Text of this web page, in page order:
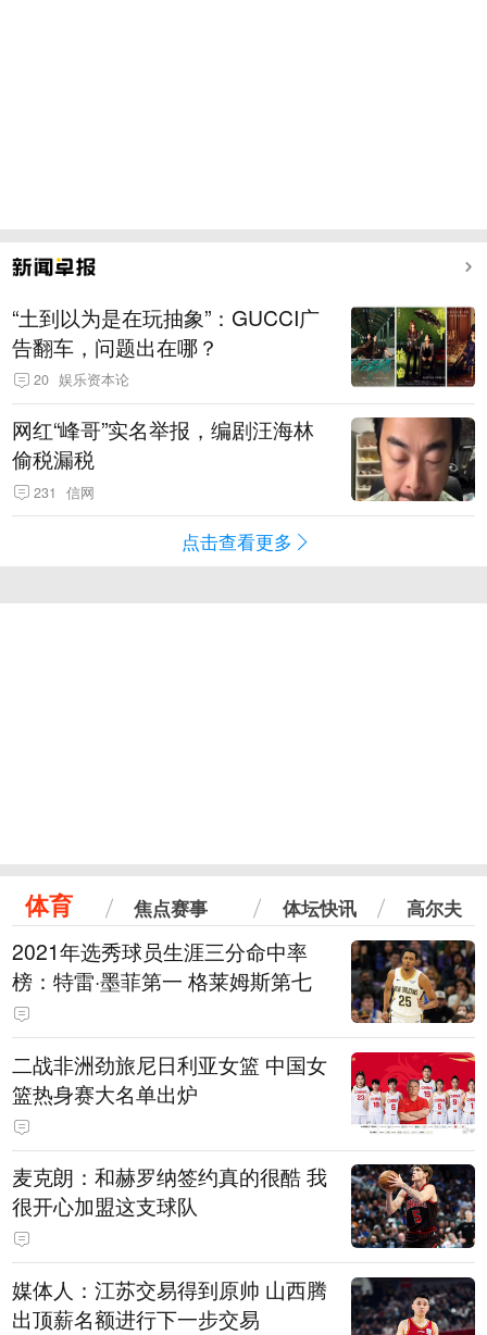
“土到以为是在玩抽象”：GUCCI广
告翻车，问题出在哪？
20 娱乐资本论
网红“峰哥”实名举报，编剧汪海林
偷税漏税
231 信网
点击查看更多
体育 焦点赛事 体坛快讯 高尔夫
2021年选秀球员生涯三分命中率
榜：特雷·墨菲第一 格莱姆斯第七
二战非洲劲旅尼日利亚女篮 中国女
篮热身赛大名单出炉
麦克朗：和赫罗纳签约真的很酷 我
很开心加盟这支球队
媒体人：江苏交易得到原帅 山西腾
出顶薪名额进行下一步交易